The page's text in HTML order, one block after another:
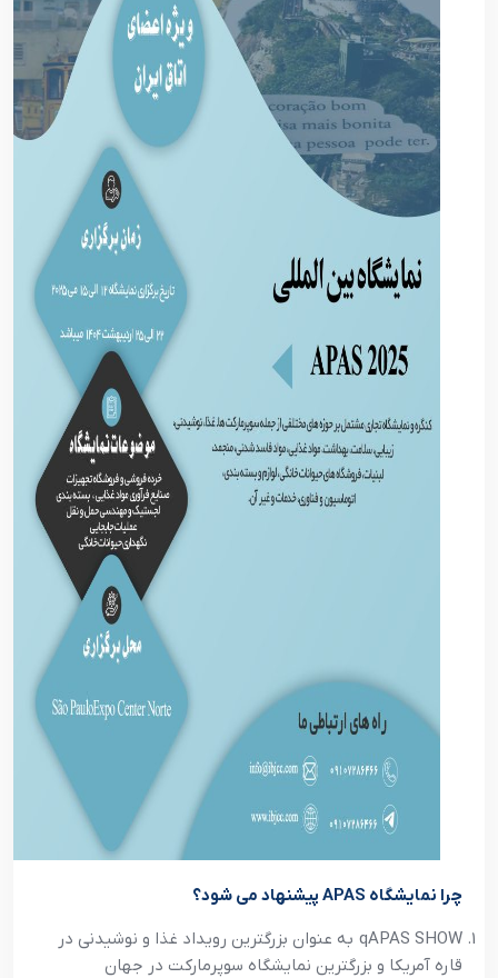
چرا نمایشگاه APAS پیشنهاد می شود؟
qAPAS SHOW به عنوان بزرگترین رویداد غذا و نوشیدنی در
قاره آمریکا و بزرگترین نمایشگاه سوپرمارکت در جهان